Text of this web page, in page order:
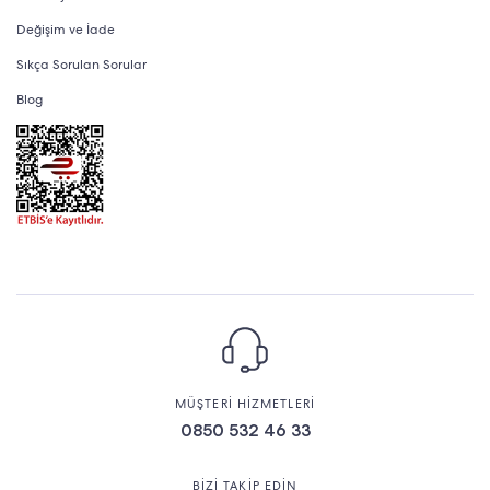
Değişim ve İade
Sıkça Sorulan Sorular
Blog
MÜŞTERİ HİZMETLERİ
0850 532 46 33
BİZİ TAKİP EDİN